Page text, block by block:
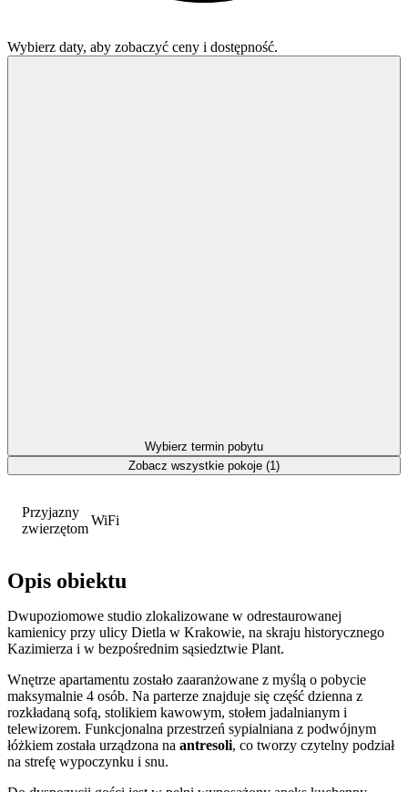
Przyjazny
zwierzętom
WiFi
Opis obiektu
Dwupoziomowe studio zlokalizowane w odrestaurowanej
kamienicy przy ulicy Dietla w Krakowie, na skraju historycznego
Kazimierza i w bezpośrednim sąsiedztwie Plant.
Wnętrze apartamentu zostało zaaranżowane z myślą o pobycie
maksymalnie 4 osób. Na parterze znajduje się część dzienna z
rozkładaną sofą, stolikiem kawowym, stołem jadalnianym i
telewizorem. Funkcjonalna przestrzeń sypialniana z podwójnym
łóżkiem została urządzona na antresoli, co tworzy czytelny podział
na strefę wypoczynku i snu.
Wybierz daty, aby zobaczyć ceny i dostępność.
Wybierz termin pobytu
Zobacz wszystkie pokoje (1)